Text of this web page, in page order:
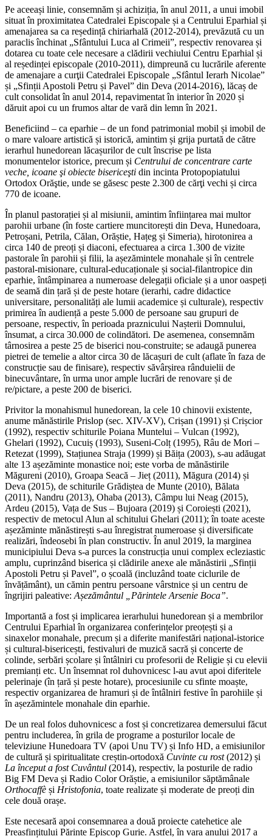
Pe aceeași linie, consemnăm și achiziția, în anul 2011, a unui imobil
situat în proximitatea Catedralei Episcopale și a Centrului Eparhial și
amenajarea sa ca reședință chiriarhală (2012-2014), prevăzută cu un
paraclis închinat „Sfântului Luca al Crimeii”, respectiv renovarea și
dotarea cu toate cele necesare a clădirii vechiului Centru Eparhial și
al reședinței episcopale (2010-2011), dimpreună cu lucrările aferente
de amenajare a curţii Catedralei Episcopale „Sfântul Ierarh Nicolae”
și „Sfinții Apostoli Petru și Pavel” din Deva (2014-2016), lăcaș de
cult consolidat în anul 2014, repavimentat în interior în 2020 și
dăruit apoi cu un frumos altar de vară din lemn în 2021.
Beneficiind – ca eparhie – de un fond patrimonial mobil și imobil de
o mare valoare artistică și istorică, amintim și grija purtată de către
ierarhul hunedorean lăcașurilor de cult înscrise pe lista
monumentelor istorice, precum și Centrului de concentrare carte
veche, icoane şi obiecte bisericeşti din incinta Protopopiatului
Ortodox Orăştie, unde se găsesc peste 2.300 de cărţi vechi și circa
770 de icoane.
În planul pastorației și al misiunii, amintim înființarea mai multor
parohii urbane (în foste cartiere muncitorești din Deva, Hunedoara,
Petroșani, Petrila, Călan, Orăștie, Hațeg și Simeria), hirotonirea a
circa 140 de preoți și diaconi, efectuarea a circa 1.300 de vizite
pastorale în parohii și filii, la așezămintele monahale și în centrele
pastoral-misionare, cultural-educaționale și social-filantropice din
eparhie, întâmpinarea a numeroase delegații oficiale și a unor oaspeți
de seamă din țară și de peste hotare (ierarhi, cadre didactice
universitare, personalități ale lumii academice și culturale), respectiv
primirea în audiență a peste 5.000 de persoane sau grupuri de
persoane, respectiv, în perioada praznicului Nașterii Domnului,
însumat, a circa 30.000 de colindători. De asemenea, consemnăm
târnosirea a peste 25 de biserici nou-construite; se adaugă punerea
pietrei de temelie a altor circa 30 de lăcașuri de cult (aflate în faza de
construcție sau de finisare), respectiv săvârșirea rânduielii de
binecuvântare, în urma unor ample lucrări de renovare și de
re/pictare, a peste 200 de biserici.
Privitor la monahismul hunedorean, la cele 10 chinovii existente,
anume mănăstirile Prislop (sec. XIV-XV), Crișan (1991) și Crișcior
(1992), respectiv schiturile Poiana Muntelui – Vulcan (1992),
Ghelari (1992), Cucuiș (1993), Suseni-Colț (1995), Râu de Mori –
Retezat (1999), Stațiunea Straja (1999) și Băița (2003), s-au adăugat
alte 13 așezăminte monastice noi; este vorba de mănăstirile
Măgureni (2010), Groapa Seacă – Jieț (2011), Măgura (2014) și
Deva (2015), de schiturile Grădiștea de Munte (2010), Bălata
(2011), Nandru (2013), Ohaba (2013), Câmpu lui Neag (2015),
Ardeu (2015), Vața de Sus – Bujoara (2019) și Coroiești (2021),
respectiv de metocul Alun al schitului Ghelari (2011); în toate aceste
așezăminte mănăstirești s-au înregistrat numeroase și diversificate
realizări, îndeosebi în plan constructiv. În anul 2019, la marginea
municipiului Deva s-a purces la construcția unui complex ecleziastic
amplu, cuprinzând biserica și clădirile anexe ale mănăstirii „Sfinții
Apostoli Petru și Pavel”, o școală (incluzând toate ciclurile de
învățământ), un cămin pentru persoane vârstnice și un centru de
îngrijiri paleative: Așezământul „Părintele Arsenie Boca”.
Importantă a fost și implicarea ierarhului hunedorean și a membrilor
Centrului Eparhial în organizarea conferințelor preoțești și a
sinaxelor monahale, precum și a diferite manifestări național-istorice
și cultural-bisericești, festivaluri de muzică sacră și concerte de
colinde, serbări școlare și întâlniri cu profesorii de Religie și cu elevii
premianți etc. Un însemnat rol duhovnicesc l-au avut apoi diferitele
pelerinaje (în țară și peste hotare), procesiunile cu sfinte moaște,
respectiv organizarea de hramuri și de întâlniri festive în parohiile și
în așezămintele monahale din eparhie.
De un real folos duhovnicesc a fost și concretizarea demersului făcut
pentru includerea, în grila de programe a posturilor locale de
televiziune Hunedoara TV (apoi Unu TV) și Info HD, a emisiunilor
de cultură și spiritualitate creștin-ortodoxă Cuvinte cu rost(2012) și
La început a fost Cuvântul (2014), respectiv, la posturile de radio
Big FM Deva și Radio Color Orăștie, a emisiunilor săptămânale
Orthocaffè și Hristofonia, toate realizate și moderate de preoți din
cele două orașe.
Este necesară apoi consemnarea a două proiecte catehetice ale
Preasfințitului Părinte Episcop Gurie. Astfel, în vara anului 2017 a